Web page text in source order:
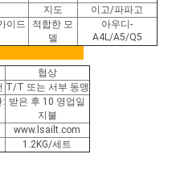
지도
이고/파파고
이드
적합한 모
델
아우디-
A4L/A5/Q5
협상
T/T 또는 서부 동맹
받은 후 10 영업일
지불
www.lsailt.com
1.2KG/세트